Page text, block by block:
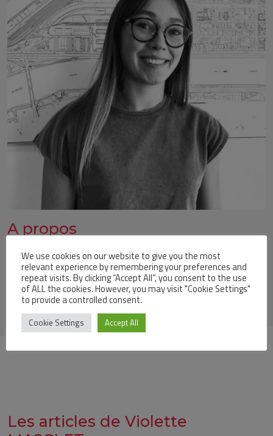
A propos
Profile
Les articles de Violette
We use cookies on our website to give you the most
relevant experience by remembering your preferences and
repeat visits. By clicking “Accept All”, you consent to the use
of ALL the cookies. However, you may visit "Cookie Settings"
to provide a controlled consent.
Cookie Settings Accept All